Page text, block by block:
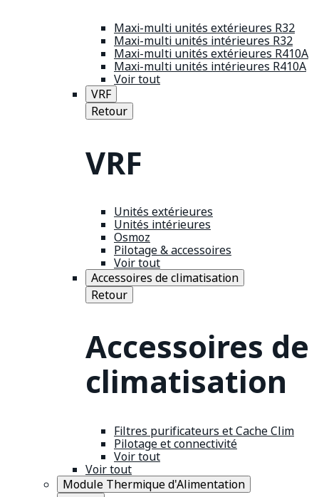
Maxi-multi unités extérieures R32
Maxi-multi unités intérieures R32
Maxi-multi unités extérieures R410A
Maxi-multi unités intérieures R410A
Voir tout
VRF
Retour
VRF
Unités extérieures
Unités intérieures
Osmoz
Pilotage & accessoires
Voir tout
Accessoires de climatisation
Retour
Accessoires de
climatisation
Filtres purificateurs et Cache Clim
Pilotage et connectivité
Voir tout
Voir tout
Module Thermique d'Alimentation